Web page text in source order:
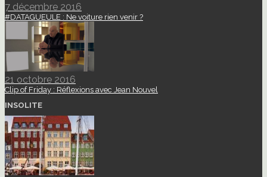
7 décembre 2016
#DATAGUEULE : Ne voiture rien venir ?
21 octobre 2016
Clip of Friday : Réflexions avec Jean Nouvel
INSOLITE